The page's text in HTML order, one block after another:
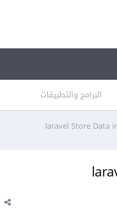
البرامج والتطبيقات
laravel Store Data